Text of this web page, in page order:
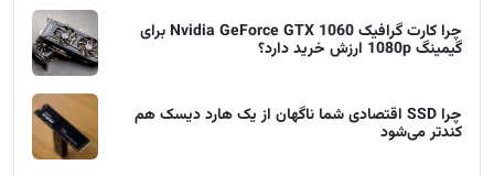
چرا کارت گرافیک Nvidia GeForce GTX 1060 برای
گیمینگ 1080p ارزش خرید دارد؟
چرا SSD اقتصادی شما ناگهان از یک هارد دیسک هم
کندتر می‌شود